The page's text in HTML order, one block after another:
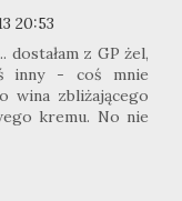
20:53
dostałam z GP żel,
inny - coś mnie
wina zbliżającego
kremu. No nie